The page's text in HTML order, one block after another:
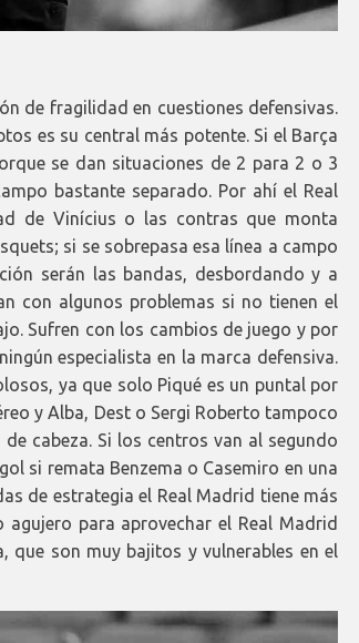
de fragilidad en cuestiones defensivas.
es su central más potente. Si el Barça
se dan situaciones de 2 para 2 o 3
bastante separado. Por ahí el Real
de Vinícius o las contras que monta
si se sobrepasa esa línea a campo
serán las bandas, desbordando y a
con algunos problemas si no tienen el
Sufren con los cambios de juego y por
especialista en la marca defensiva.
ya que solo Piqué es un puntal por
y Alba, Dest o Sergi Roberto tampoco
cabeza. Si los centros van al segundo
si remata Benzema o Casemiro en una
de estrategia el Real Madrid tiene más
para aprovechar el Real Madrid
que son muy bajitos y vulnerables en el